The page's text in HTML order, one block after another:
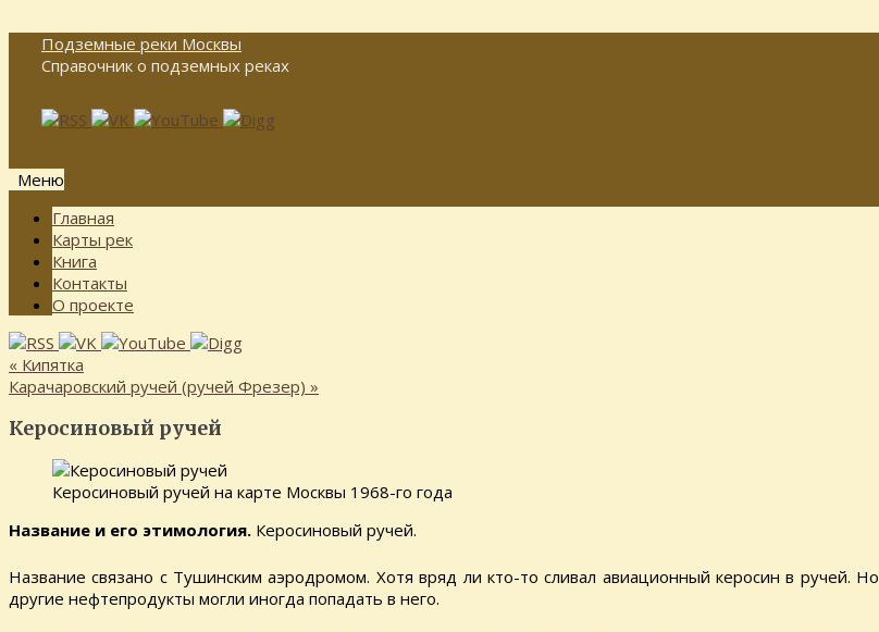
Подземные реки Москвы
Справочник о подземных реках
Меню
Перейти
содержимому
Главная
Карты рек
Книга
Контакты
О проекте
« Кипятка
Карачаровский ручей (ручей Фрезер) »
Керосиновый ручей
Керосиновый ручей на карте Москвы 1968-го года
Название и его этимология. Керосиновый ручей.
Название связано с Тушинским аэродромом. Хотя вряд ли кто-то сливал авиационный керосин в ручей. Но
другие нефтепродукты могли иногда попадать в него.